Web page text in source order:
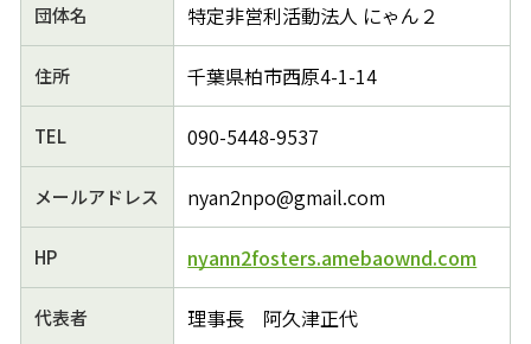
団体名 特定非営利活動法人 にゃん２
住所 千葉県柏市西原4-1-14
TEL 090-5448-9537
メールアドレス nyan2npo@gmail.com
HP nyann2fosters.amebaownd.com
代表者 理事長 阿久津正代